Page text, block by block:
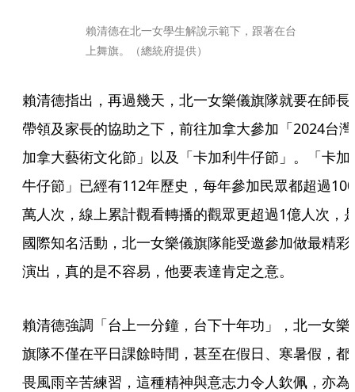
賴清德在北一女學生解說示範下，跟著在台
上舞旗。（總統府提供）
賴清德指出，再過幾天，北一女樂儀旗隊就要在師長
帶領及家長的協助之下，前往加拿大參加「2024台灣
加拿大藝術文化節」以及「卡加利牛仔節」。「卡加
牛仔節」已經有112年歷史，每年參加民眾都超過100
萬人次，線上累計觀看轉播的觀眾更超過1億人次，
國際知名活動，北一女樂儀旗隊能受邀參加做最精彩
演出，真的是不容易，他要表達肯定之意。
賴清德強調「台上一分鐘，台下十年功」，北一女樂
旗隊不僅在平日課餘時間，甚至在假日、寒暑假，都
畏風雨辛苦練習，這種精神與意志力令人欽佩，亦為